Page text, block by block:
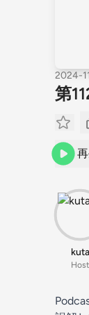
2024-
第
kuta
Host